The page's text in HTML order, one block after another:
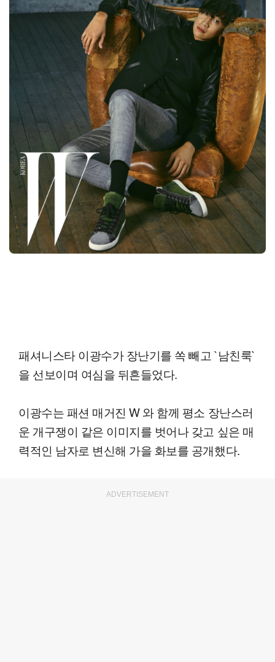
패셔니스타 이광수가 장난기를 쏙 빼고 `남친룩`
을 선보이며 여심을 뒤흔들었다.
이광수는 패션 매거진 W 와 함께 평소 장난스러
운 개구쟁이 같은 이미지를 벗어나 갖고 싶은 매
력적인 남자로 변신해 가을 화보를 공개했다.
ADVERTISEMENT